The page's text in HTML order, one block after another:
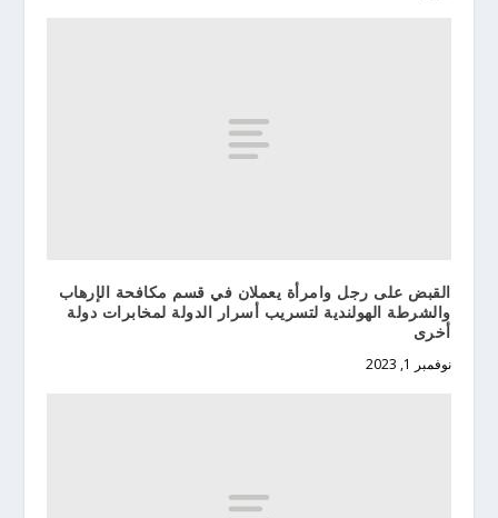
القبض على رجل وامرأة يعملان في قسم مكافحة الإرهاب
والشرطة الهولندية لتسريب أسرار الدولة لمخابرات دولة
أخرى
نوفمبر 1, 2023